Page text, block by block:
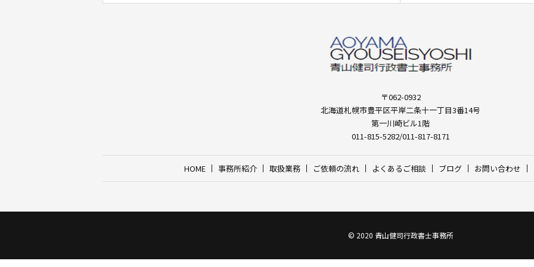
〒062-0932
北海道札幌市豊平区平岸二条十一丁目3番14号
第一川崎ビル1階
011-815-5282/011-817-8171
HOME 事務所紹介 取扱業務 ご依頼の流れ よくあるご相談 ブログ お問い合わせ
© 2020 青山健司行政書士事務所